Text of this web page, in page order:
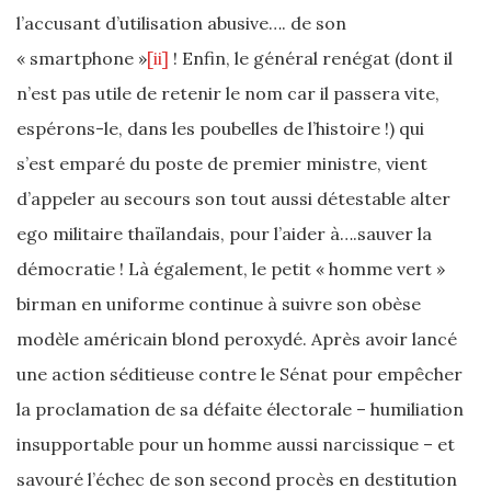
l’accusant d’utilisation abusive…. de son
« smartphone »[ii] ! Enfin, le général renégat (dont il
n’est pas utile de retenir le nom car il passera vite,
espérons-le, dans les poubelles de l’histoire !) qui
s’est emparé du poste de premier ministre, vient
d’appeler au secours son tout aussi détestable alter
ego militaire thaïlandais, pour l’aider à….sauver la
démocratie ! Là également, le petit « homme vert »
birman en uniforme continue à suivre son obèse
modèle américain blond peroxydé. Après avoir lancé
une action séditieuse contre le Sénat pour empêcher
la proclamation de sa défaite électorale – humiliation
insupportable pour un homme aussi narcissique – et
savouré l’échec de son second procès en destitution